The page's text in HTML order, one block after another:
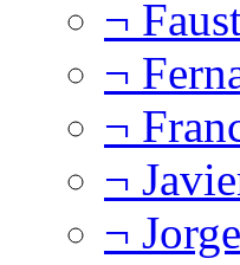
¬
¬
¬
¬
¬